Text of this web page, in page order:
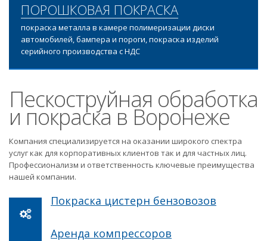
ПОРОШКОВАЯ ПОКРАСКА
покраска металла в камере полимеризации диски
автомобилей, бампера и пороги, покраска изделий
серийного производства с НДС
Пескоструйная обработка
и покраска в Воронеже
Компания специализируется на оказании широкого спектра
услуг как для корпоративных клиентов так и для частных лиц.
Профессионализм и ответственность ключевые преимущества
нашей компании.
Покраска цистерн бензовозов
Аренда компрессоров